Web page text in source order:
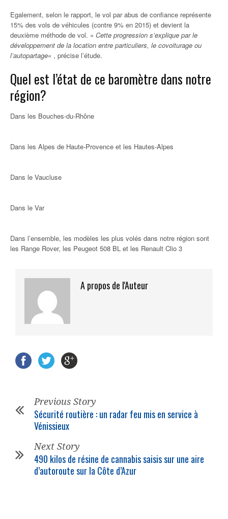
Egalement, selon le rapport, le vol par abus de confiance représente
15% des vols de véhicules (contre 9% en 2015) et devient la
deuxième méthode de vol. « Cette progression s’explique par le
développement de la location entre particuliers, le covoiturage ou
l’autopartage« , précise l’étude.
Quel est l’état de ce baromètre dans notre
région?
Dans les Bouches-du-Rhône
Dans les Alpes de Haute-Provence et les Hautes-Alpes
Dans le Vaucluse
Dans le Var
Dans l’ensemble, les modèles les plus volés dans notre région sont
les Range Rover, les Peugeot 508 BL et les Renault Clio 3
A propos de l'Auteur
Previous Story
Sécurité routière : un radar feu mis en service à
Vénissieux
Next Story
490 kilos de résine de cannabis saisis sur une aire
d’autoroute sur la Côte d’Azur